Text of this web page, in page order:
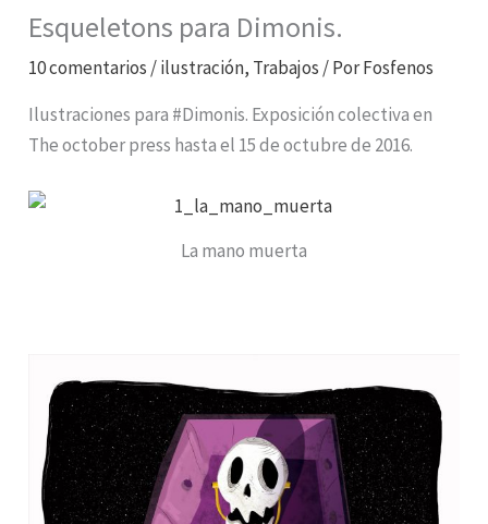
Esqueletons para Dimonis.
10 comentarios/ilustración, Trabajos/ PorFosfenos
Ilustraciones para #Dimonis. Exposición colectiva en
The october press hasta el 15 de octubre de 2016.
La mano muerta